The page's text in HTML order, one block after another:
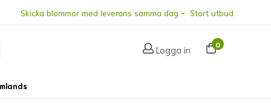
Skicka blommor med leverans samma dag - Stort utbud
Logga in 0